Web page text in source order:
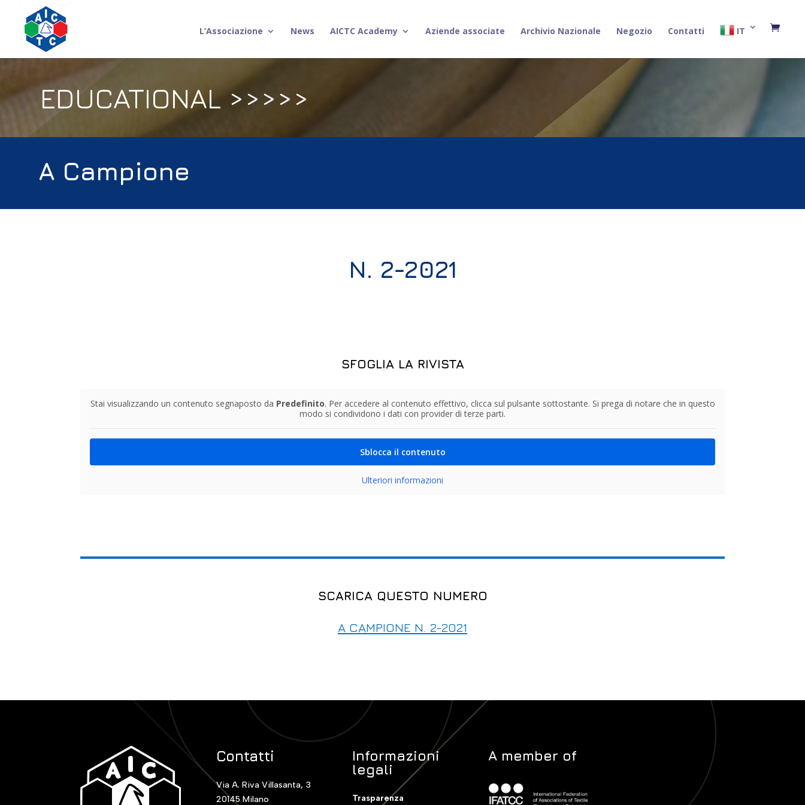
L’Associazione News AICTC Academy Aziende associate Archivio Nazionale Negozio Contatti IT
EDUCATIONAL >>>>>
A Campione
N. 2-2021
SFOGLIA LA RIVISTA
Stai visualizzando un contenuto segnaposto da Predefinito. Per accedere al contenuto effettivo, clicca sul pulsante sottostante. Si prega di notare che in questo
modo si condividono i dati con provider di terze parti.
Sblocca il contenuto
Ulteriori informazioni
SCARICA QUESTO NUMERO
A CAMPIONE N. 2-2021
Contatti
Via A. Riva Villasanta, 3
20145 Milano
Informazioni
legali
Trasparenza
A member of